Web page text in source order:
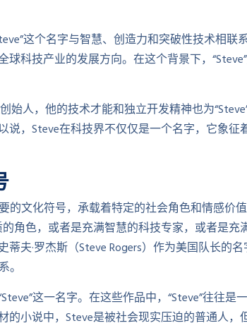
这个名字与智慧、创造力和突破性技术相联
科技产业的发展方向。在这个背景下，
始人，他的技术才能和独立开发精神也为
，Steve在科技界不仅仅是一个名字，它象征
的文化符号，承载着特定的社会角色和情感价
角色，或者是充满智慧的科技专家，或者是充
夫·罗杰斯（Steve Rogers）作为美国队长的
。
这一名字。在这些作品中，“Steve”往往是
小说中，Steve是被社会现实压迫的普通人，